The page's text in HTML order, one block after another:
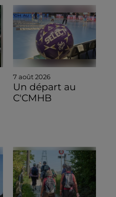
7 août 2026
Un départ au
C'CMHB